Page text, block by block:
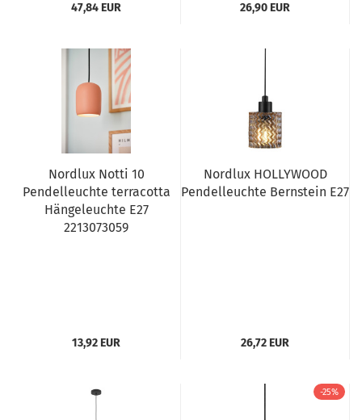
47,84 EUR 26,90 EUR
Nordlux Notti 10
Pendelleuchte terracotta
Hängeleuchte E27
2213073059
13,92 EUR
Nordlux HOLLYWOOD
Pendelleuchte Bernstein E27
26,72 EUR
-25%